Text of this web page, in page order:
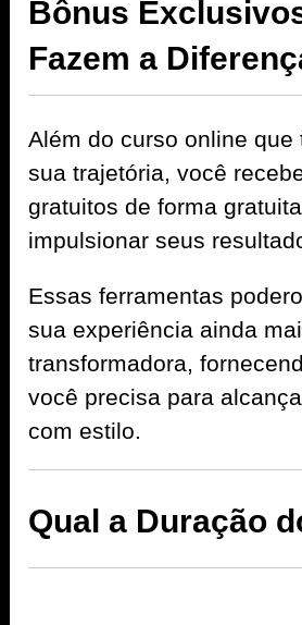
Bônus
Fazem a
Além do curso online que
sua trajetória, você
gratuitos de forma
impulsionar seus
Essas ferramentas
sua experiência ainda
transformadora,
você precisa para
com estilo.
Qual a Duração